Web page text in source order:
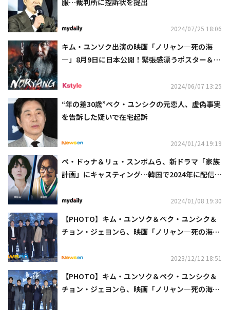
服…裁判所に控訴状を提出
2024/07/25 18:06
キム・ユンソク出演の映画「ノリャン―死の海
―」8月9日に日本公開！緊張感漂うポスター＆予
2024/06/07 13:25
“年の差30歳”ペク・ユンシクの元恋人、虚偽事実
を告訴した疑いで在宅起訴
2024/01/24 19:19
ペ・ドゥナ＆リュ・スンボムら、新ドラマ「家族
計画」にキャスティング…韓国で2024年に配信予
2024/01/08 19:30
【PHOTO】キム・ユンソク＆ペク・ユンシク＆
チョン・ジェヨンら、映画「ノリャン―死の海
2023/12/12 18:51
【PHOTO】キム・ユンソク＆ペク・ユンシク＆
チョン・ジェヨンら、映画「ノリャン―死の海